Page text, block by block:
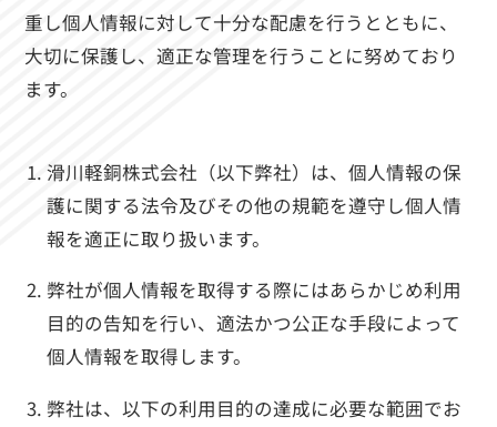
重し個人情報に対して十分な配慮を行うとともに、
大切に保護し、適正な管理を行うことに努めており
ます。
滑川軽銅株式会社（以下弊社）は、個人情報の保
護に関する法令及びその他の規範を遵守し個人情
報を適正に取り扱います。
弊社が個人情報を取得する際にはあらかじめ利用
目的の告知を行い、適法かつ公正な手段によって
個人情報を取得します。
弊社は、以下の利用目的の達成に必要な範囲でお